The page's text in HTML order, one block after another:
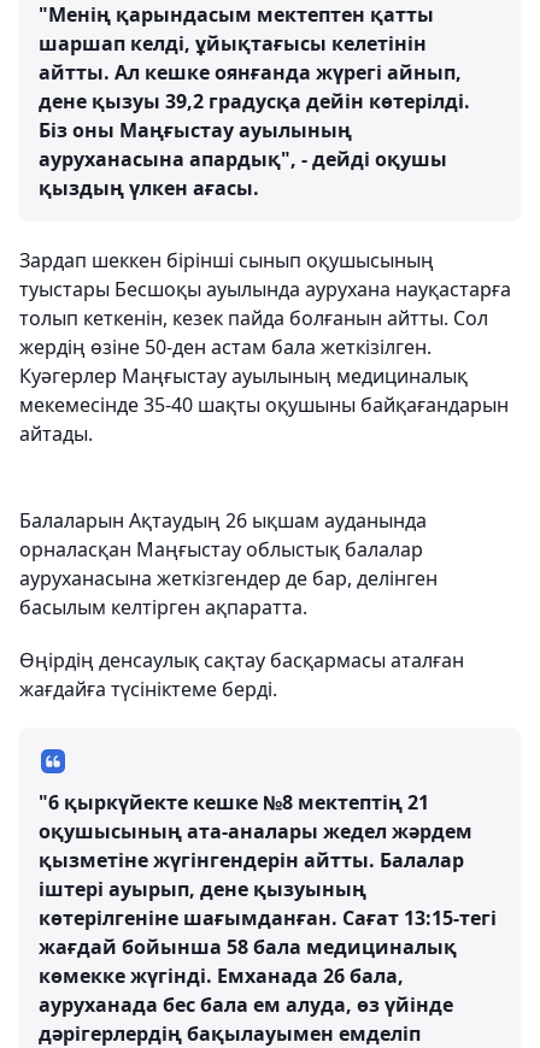
"Менің қарындасым мектептен қатты
шаршап келді, ұйықтағысы келетінін
айтты. Ал кешке оянғанда жүрегі айнып,
дене қызуы 39,2 градусқа дейін көтерілді.
Біз оны Маңғыстау ауылының
ауруханасына апардық", - дейді оқушы
қыздың үлкен ағасы.
Зардап шеккен бірінші сынып оқушысының
туыстары Бесшоқы ауылында аурухана науқастарға
толып кеткенін, кезек пайда болғанын айтты. Сол
жердің өзіне 50-ден астам бала жеткізілген.
Куәгерлер Маңғыстау ауылының медициналық
мекемесінде 35-40 шақты оқушыны байқағандарын
айтады.
Балаларын Ақтаудың 26 ықшам ауданында
орналасқан Маңғыстау облыстық балалар
ауруханасына жеткізгендер де бар, делінген
басылым келтірген ақпаратта.
Өңірдің денсаулық сақтау басқармасы аталған
жағдайға түсініктеме берді.
"6 қыркүйекте кешке №8 мектептің 21
оқушысының ата-аналары жедел жәрдем
қызметіне жүгінгендерін айтты. Балалар
іштері ауырып, дене қызуының
көтерілгеніне шағымданған. Сағат 13:15-тегі
жағдай бойынша 58 бала медициналық
көмекке жүгінді. Емханада 26 бала,
ауруханада бес бала ем алуда, өз үйінде
дәрігерлердің бақылауымен емделіп